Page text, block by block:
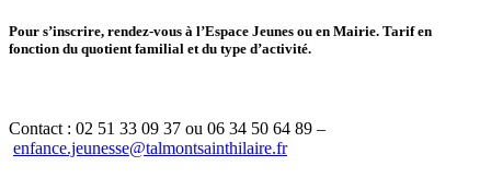
Pour s’inscrire, rendez-vous à l’Espace Jeunes ou en Mairie. Tarif en
fonction du quotient familial et du type d’activité.
Contact : 02 51 33 09 37 ou 06 34 50 64 89 –
enfance.jeunesse@talmontsainthilaire.fr